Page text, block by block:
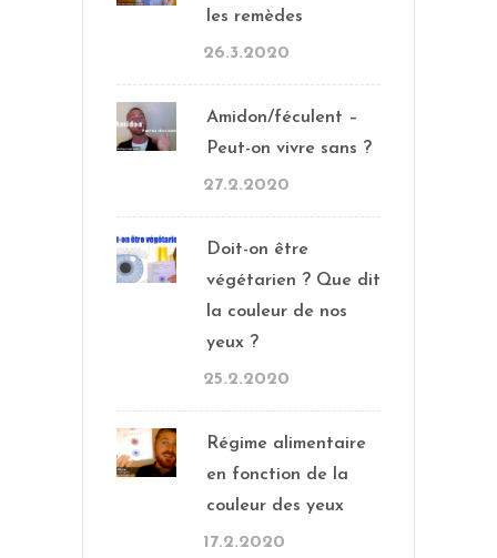
les remèdes
26.3.2020
Amidon/féculent –
Peut-on vivre sans ?
27.2.2020
Doit-on être
végétarien ? Que dit
la couleur de nos
yeux ?
25.2.2020
Régime alimentaire
en fonction de la
couleur des yeux
17.2.2020